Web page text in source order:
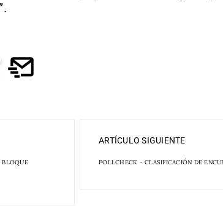
BLOQUE
ARTÍCULO SIGUIENTE
POLLCHECK - CLASIFICACIÓN DE